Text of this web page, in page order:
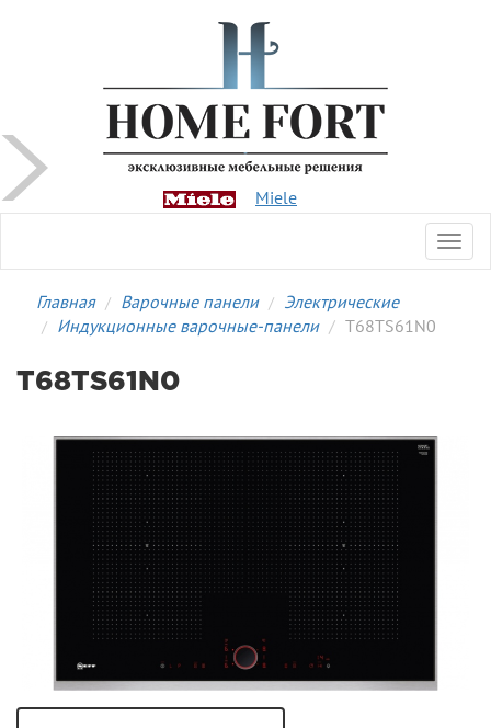
Miele
Главная Варочные панели
Электрические
Индукционные варочные-панели
T68TS61N0
T68TS61N0